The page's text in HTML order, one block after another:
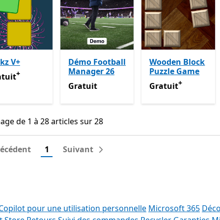
V+
Avec des achats dans l’application
+
Démo Football
Manager 26
Gratuit
Gratuit
Wooden Block
Puzzle Game
GratuitAvec des
Gratuit+
de 1 à 28 articles sur 28
de 1 à 28 articles sur 28
1 Suivant
pour une utilisation personnelle Microsoft 365